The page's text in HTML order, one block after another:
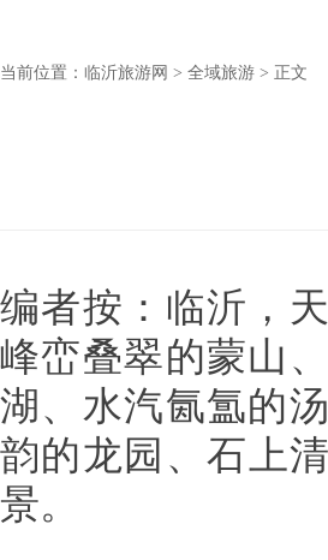
当前位置： 临沂旅游网 > 全域旅游 > 正文
编者按：临沂，
峰峦叠翠的蒙山
湖、水汽氤氲的
韵的龙园、石上
景。